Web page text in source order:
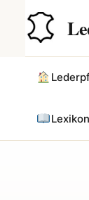
springen
Lexikon
Hauptinhalt